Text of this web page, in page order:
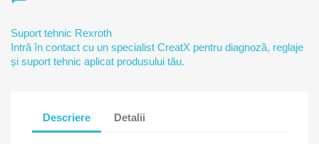
Suport tehnic Rexroth
Intră în contact cu un specialist CreatX pentru diagnoză, reglaje
și suport tehnic aplicat produsului tău.
Descriere Detalii